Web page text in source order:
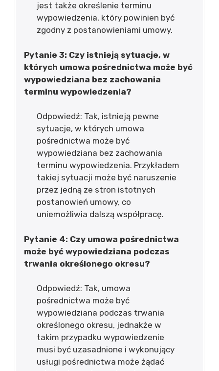
jest także określenie terminu
wypowiedzenia, który powinien być
zgodny z postanowieniami umowy.
Pytanie 3: Czy istnieją sytuacje, w
których umowa pośrednictwa może być
wypowiedziana bez zachowania
terminu wypowiedzenia?
Odpowiedź: Tak, istnieją pewne
sytuacje, w których umowa
pośrednictwa może być
wypowiedziana bez zachowania
terminu wypowiedzenia. Przykładem
takiej sytuacji może być naruszenie
przez jedną ze stron istotnych
postanowień umowy, co
uniemożliwia dalszą współpracę.
Pytanie 4: Czy umowa pośrednictwa
może być wypowiedziana podczas
trwania określonego okresu?
Odpowiedź: Tak, umowa
pośrednictwa może być
wypowiedziana podczas trwania
określonego okresu, jednakże w
takim przypadku wypowiedzenie
musi być uzasadnione i wykonujący
usługi pośrednictwa może żądać